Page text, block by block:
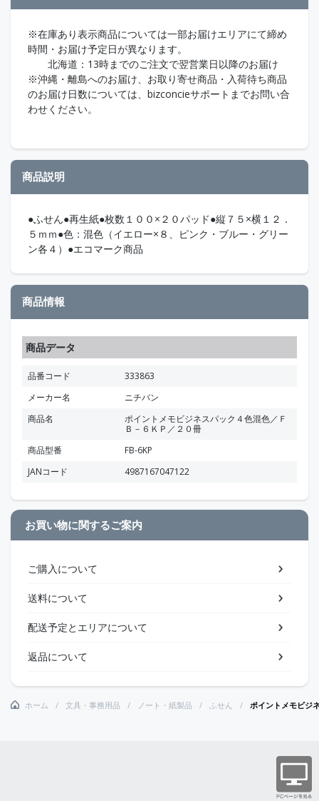
※在庫あり表示商品については一部お届けエリアにて締め
時間・お届け予定日が異なります。
北海道：13時までのご注文で翌営業日以降のお届け
※沖縄・離島へのお届け、お取り寄せ商品・入荷待ち商品
のお届け日数については、bizconcieサポートまでお問い合
わせください。
商品説明
●ふせん●再生紙●枚数１００×２０パッド●縦７５×横１２．
５ｍｍ●色：混色（イエロー×８、ピンク・ブルー・グリー
ン各４）●エコマーク商品
商品情報
商品データ
品番コード
333863
メーカー名
ニチバン
商品名
ポイントメモビジネスパック４色混色／Ｆ
Ｂ－６ＫＰ／２０冊
商品型番
FB-6KP
JANコード
4987167047122
お買い物に関するご案内
ご購入について
送料について
配送予定とエリアについて
返品について
ホーム 文具・事務用品 ノート・紙製品 ふせん ポイントメモビジ